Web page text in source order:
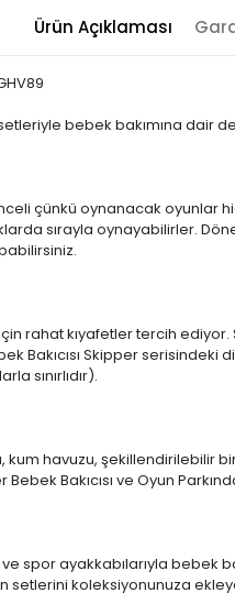
Ürün Açıklaması
bebek bakımına dair
çünkü oynanacak oyunlar
sırayla oynayabilirler.
rahat kıyafetler tercih ediyor.
Bakıcısı Skipper
sınırlıdır).
kum havuzu,
Bakıcısı ve Oyun
spor ayakkabılarıyla bebek
koleksiyonunuza